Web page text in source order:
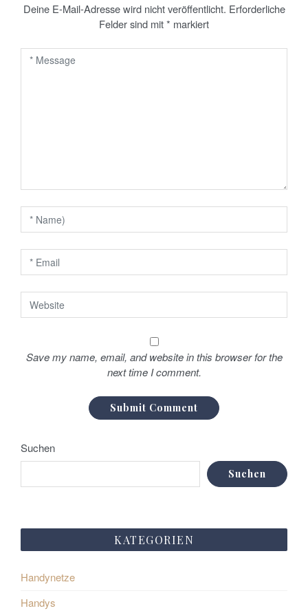
s
n
a
t
o
n
Deine E-Mail-Adresse wird nicht veröffentlicht. Erforderliche
Felder sind mit* markiert
Save my name, email, and website in this browser for the
next time I comment.
Suchen
Suchen
KATEGORIEN
Handynetze
Handys